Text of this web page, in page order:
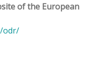
of the European
odr/